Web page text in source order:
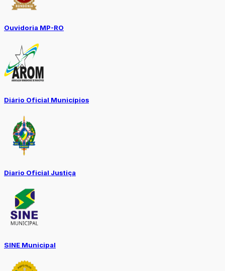
Ouvidoria MP-RO
Diário Oficial Municípios
Diario Oficial Justiça
SINE Municipal